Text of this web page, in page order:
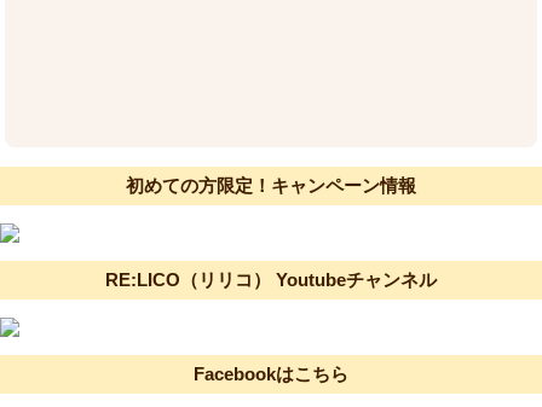
初めての方限定！キャンペーン情報
RE:LICO（リリコ） Youtubeチャンネル
Facebookはこちら